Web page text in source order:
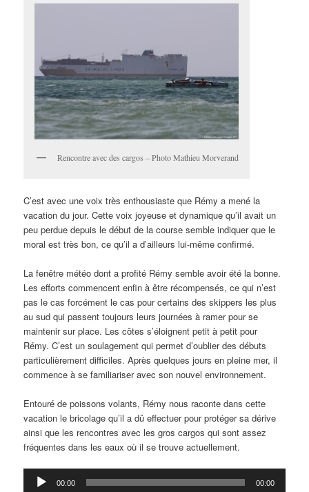
Rencontre avec des cargos – Photo Mathieu Morverand
C’est avec une voix très enthousiaste que Rémy a mené la
vacation du jour. Cette voix joyeuse et dynamique qu’il avait un
peu perdue depuis le début de la course semble indiquer que le
moral est très bon, ce qu’il a d’ailleurs lui-même confirmé.
La fenêtre météo dont a profité Rémy semble avoir été la bonne.
Les efforts commencent enfin à être récompensés, ce qui n’est
pas le cas forcément le cas pour certains des skippers les plus
au sud qui passent toujours leurs journées à ramer pour se
maintenir sur place. Les côtes s’éloignent petit à petit pour
Rémy. C’est un soulagement qui permet d’oublier des débuts
particulièrement difficiles. Après quelques jours en pleine mer, il
commence à se familiariser avec son nouvel environnement.
Entouré de poissons volants, Rémy nous raconte dans cette
vacation le bricolage qu’il a dû effectuer pour protéger sa dérive
ainsi que les rencontres avec les gros cargos qui sont assez
fréquentes dans les eaux où il se trouve actuellement.
Lecteur
00:00 00:00